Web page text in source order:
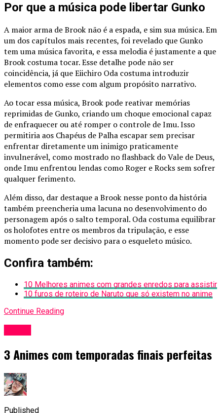
Por que a música pode libertar Gunko
A maior arma de Brook não é a espada, e sim sua música. Em
um dos capítulos mais recentes, foi revelado que Gunko
tem uma música favorita, e essa melodia é justamente a que
Brook costuma tocar. Esse detalhe pode não ser
coincidência, já que Eiichiro Oda costuma introduzir
elementos como esse com algum propósito narrativo.
Ao tocar essa música, Brook pode reativar memórias
reprimidas de Gunko, criando um choque emocional capaz
de enfraquecer ou até romper o controle de Imu. Isso
permitiria aos Chapéus de Palha escapar sem precisar
enfrentar diretamente um inimigo praticamente
invulnerável, como mostrado no flashback do Vale de Deus,
onde Imu enfrentou lendas como Roger e Rocks sem sofrer
qualquer ferimento.
Além disso, dar destaque a Brook nesse ponto da história
também preencheria uma lacuna no desenvolvimento do
personagem após o salto temporal. Oda costuma equilibrar
os holofotes entre os membros da tripulação, e esse
momento pode ser decisivo para o esqueleto músico.
Confira também:
10 Melhores animes com grandes enredos para assistir
10 furos de roteiro de Naruto que só existem no anime
Continue Reading
3 Animes com temporadas finais perfeitas
Published